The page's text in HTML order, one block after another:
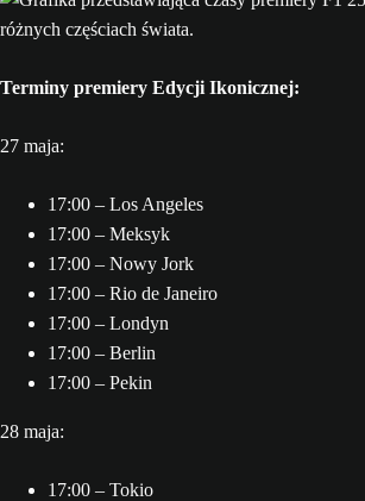
Terminy premiery Edycji Ikonicznej:
27 maja:
17:00 – Los Angeles
17:00 – Meksyk
17:00 – Nowy Jork
17:00 – Rio de Janeiro
17:00 – Londyn
17:00 – Berlin
17:00 – Pekin
28 maja:
17:00 – Tokio